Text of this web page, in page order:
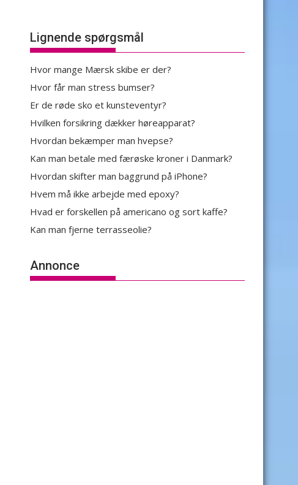
Lignende spørgsmål
Hvor mange Mærsk skibe er der?
Hvor får man stress bumser?
Er de røde sko et kunsteventyr?
Hvilken forsikring dækker høreapparat?
Hvordan bekæmper man hvepse?
Kan man betale med færøske kroner i Danmark?
Hvordan skifter man baggrund på iPhone?
Hvem må ikke arbejde med epoxy?
Hvad er forskellen på americano og sort kaffe?
Kan man fjerne terrasseolie?
Annonce